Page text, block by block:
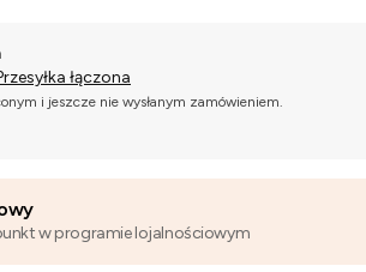
łączona
i jeszcze nie wysłanym zamówieniem.
w programie lojalnościowym